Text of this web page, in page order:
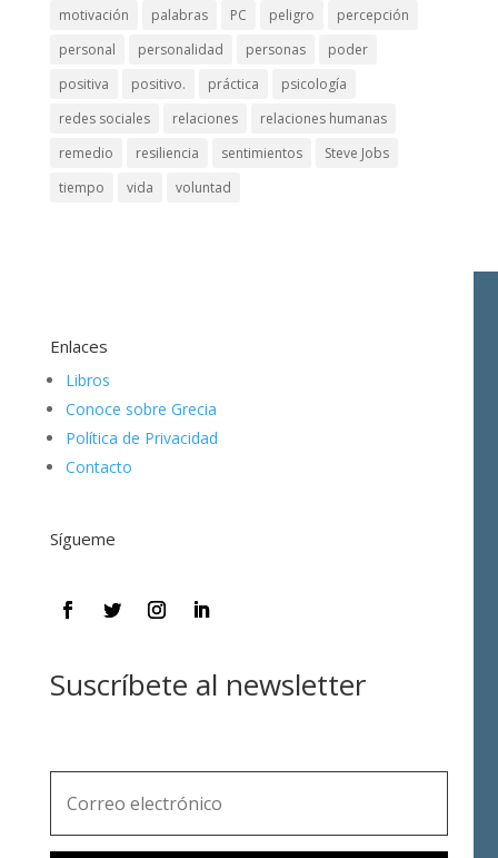
motivación
palabras PC peligro
percepción
personal
personalidad personas
poder
positiva
positivo. práctica
psicología
redes sociales
relaciones
relaciones humanas
remedio
resiliencia sentimientos
Steve Jobs
tiempo
vida voluntad
Enlaces
Libros
Conoce sobre Grecia
Política de Privacidad
Contacto
Sígueme
Suscríbete al newsletter